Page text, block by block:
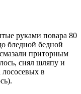
руками повара 80
бледной бедной
приторным
снял шляпу и
лососевых в